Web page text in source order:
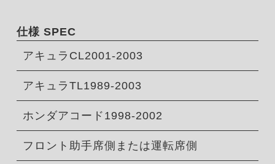
仕様 SPEC
アキュラCL2001-2003
アキュラTL1989-2003
ホンダアコード1998-2002
フロント助手席側または運転席側